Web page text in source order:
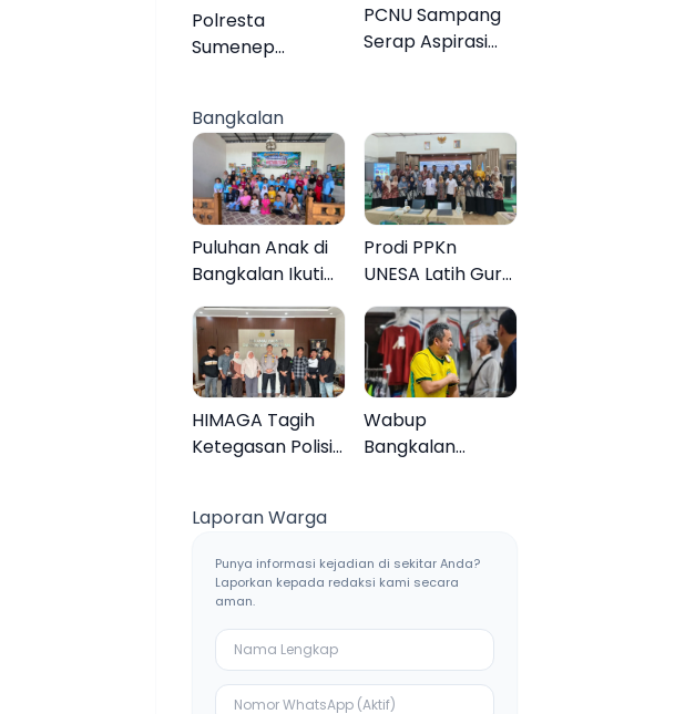
Polresta
Sumenep
Sampang, Tiga
Pengedar
Ditangkap
PCNU Sampang
Serap Aspirasi
Bangkalan
Puluhan Anak di
Bangkalan Ikuti
Lomba Mewarnai
Bertema Liburan
Keluarga
Prodi PPKn
UNESA Latih Guru
PPKn Bangkalan
dengan
Pembelajaran
Inovasi Teknologi
HIMAGA Tagih
Ketegasan Polisi
Galis Bangkalan
Wabup
Bangkalan
Ketiban Berkah
Laporan Warga
Punya informasi kejadian di sekitar Anda?
Laporkan kepada redaksi kami secara
aman.